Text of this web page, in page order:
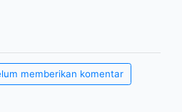
memberikan komentar